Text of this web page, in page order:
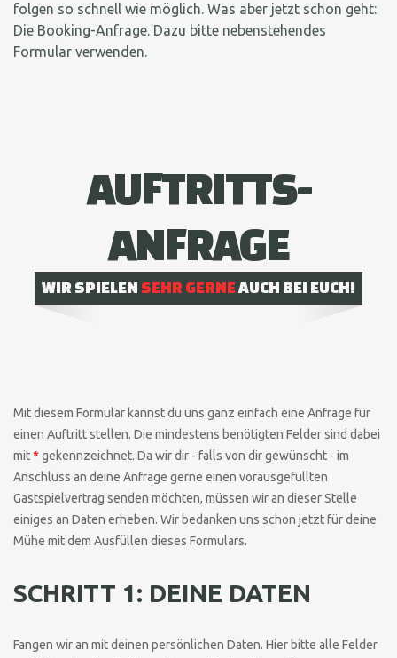
folgen so schnell wie möglich. Was aber jetzt schon geht:
Die Booking-Anfrage. Dazu bitte nebenstehendes
Formular verwenden.
AUFTRITTS-
ANFRAGE
WIR SPIELEN SEHR GERNEAUCH BEI EUCH!
Booking
Mit diesem Formular kannst du uns ganz einfach eine Anfrage für
einen Auftritt stellen. Die mindestens benötigten Felder sind dabei
mit*gekennzeichnet. Da wir dir - falls von dir gewünscht - im
Anschluss an deine Anfrage gerne einen vorausgefüllten
Gastspielvertrag senden möchten, müssen wir an dieser Stelle
einiges an Daten erheben. Wir bedanken uns schon jetzt für deine
Mühe mit dem Ausfüllen dieses Formulars.
SCHRITT 1: DEINE DATEN
Fangen wir an mit deinen persönlichen Daten. Hier bitte alle Felder